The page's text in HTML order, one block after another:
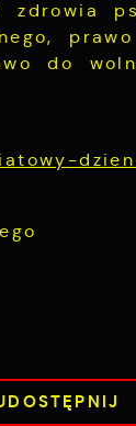
zdrowia
do